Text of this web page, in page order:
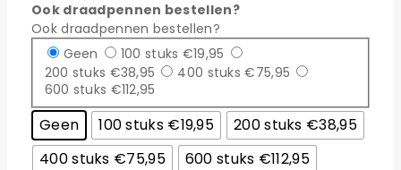
Ook draadpennen bestellen?
Ook draadpennen bestellen?
Geen
100 stuks €19,95
200 stuks €38,95
400 stuks €75,95
600 stuks €112,95
Geen 100 stuks €19,95
200 stuks €38,95
400 stuks €75,95
600 stuks €112,95